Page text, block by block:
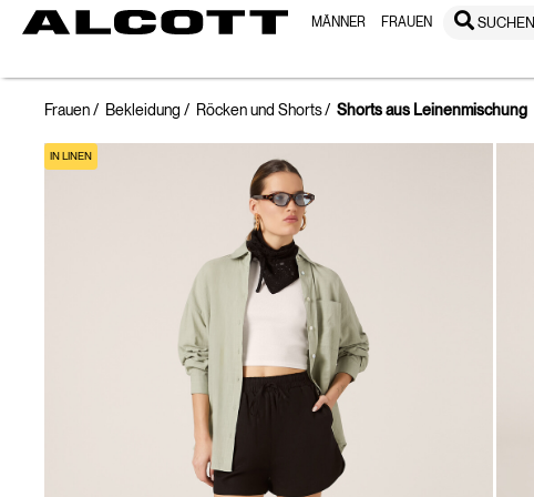
MÄNNER FRAUEN SUCHEN
Frauen Bekleidung Röcken und Shorts Shorts aus Leinenmischung
IN LINEN